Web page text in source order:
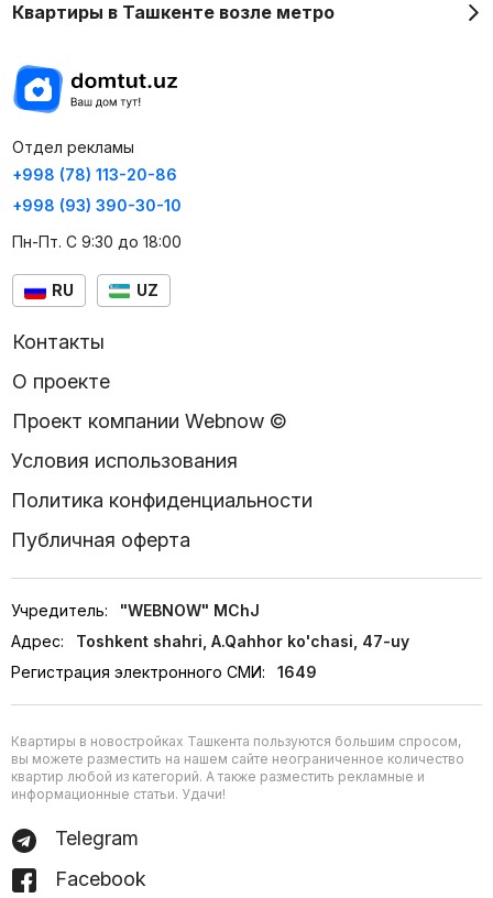
Квартиры в Ташкенте возле метро
Отдел рекламы
+998 (78) 113-20-86
+998 (93) 390-30-10
Пн-Пт. С 9:30 до 18:00
RU UZ
Контакты
О проекте
Проект компании Webnow ©
Условия использования
Политика конфиденциальности
Публичная оферта
Учредитель:
"WEBNOW" MChJ
Адрес:
Toshkent shahri, A.Qahhor ko'chasi, 47-uy
Регистрация электронного СМИ:
1649
Квартиры в новостройках Ташкента пользуются большим спросом,
вы можете разместить на нашем сайте неограниченное количество
квартир любой из категорий. А также разместить рекламные и
информационные статьи. Удачи!
Telegram
Facebook